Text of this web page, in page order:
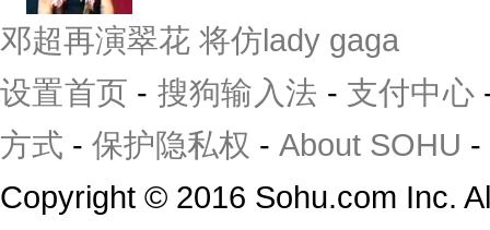
邓超再演翠花 将仿lady gaga
设置首页 - 搜狗输入法 - 支付中心
方式 - 保护隐私权 - About SOHU -
Copyright © 2016 Sohu.com Inc.